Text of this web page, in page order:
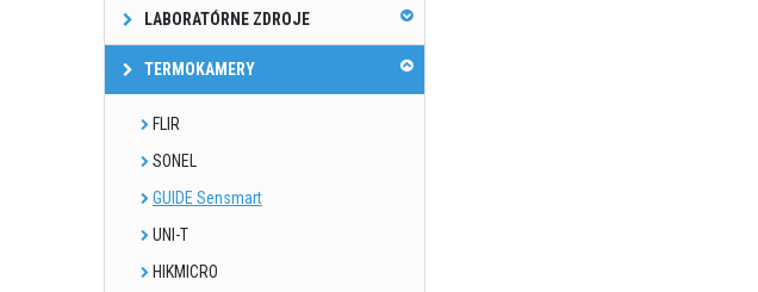
LABORATÓRNE ZDROJE
TERMOKAMERY
FLIR
SONEL
GUIDE Sensmart
UNI-T
HIKMICRO